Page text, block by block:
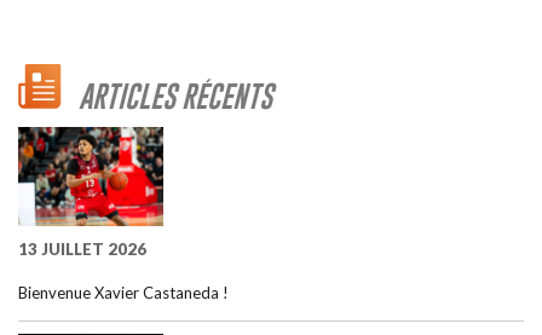
ARTICLES RÉCENTS
13 JUILLET 2026
Bienvenue Xavier Castaneda !